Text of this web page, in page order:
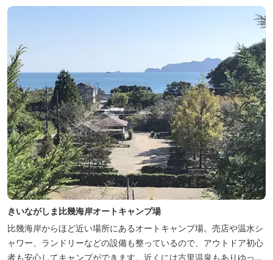
きいながしま比幾海岸オートキャンプ場
比幾海岸からほど近い場所にあるオートキャンプ場。売店や温水シ
ャワー、ランドリーなどの設備も整っているので、アウトドア初心
者も安心してキャンプができます。近くには古里温泉もありゆっく